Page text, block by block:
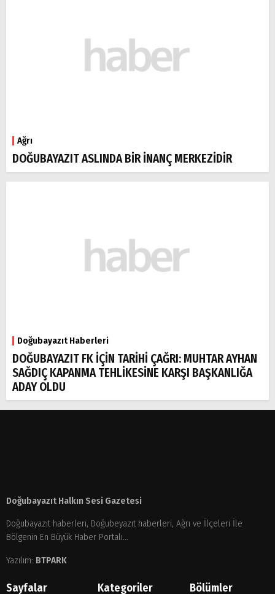
Ağrı
DOĞUBAYAZIT ASLINDA BİR İNANÇ MERKEZİDİR
Doğubayazıt Haberleri
DOĞUBAYAZIT FK İÇİN TARİHİ ÇAĞRI: MUHTAR AYHAN
SAĞDIÇ KAPANMA TEHLİKESİNE KARŞI BAŞKANLIĞA
ADAY OLDU
Doğubayazıt Halkın Sesi Gazetesi
Doğubayazıt haberleri, Doğubeyazıt haberleri, Ağrı ve İlçeleri İle
Bölgenin En Büyük Haber Portalı...
Yazılım: BTPARK
Sayfalar Kategoriler Bölümler